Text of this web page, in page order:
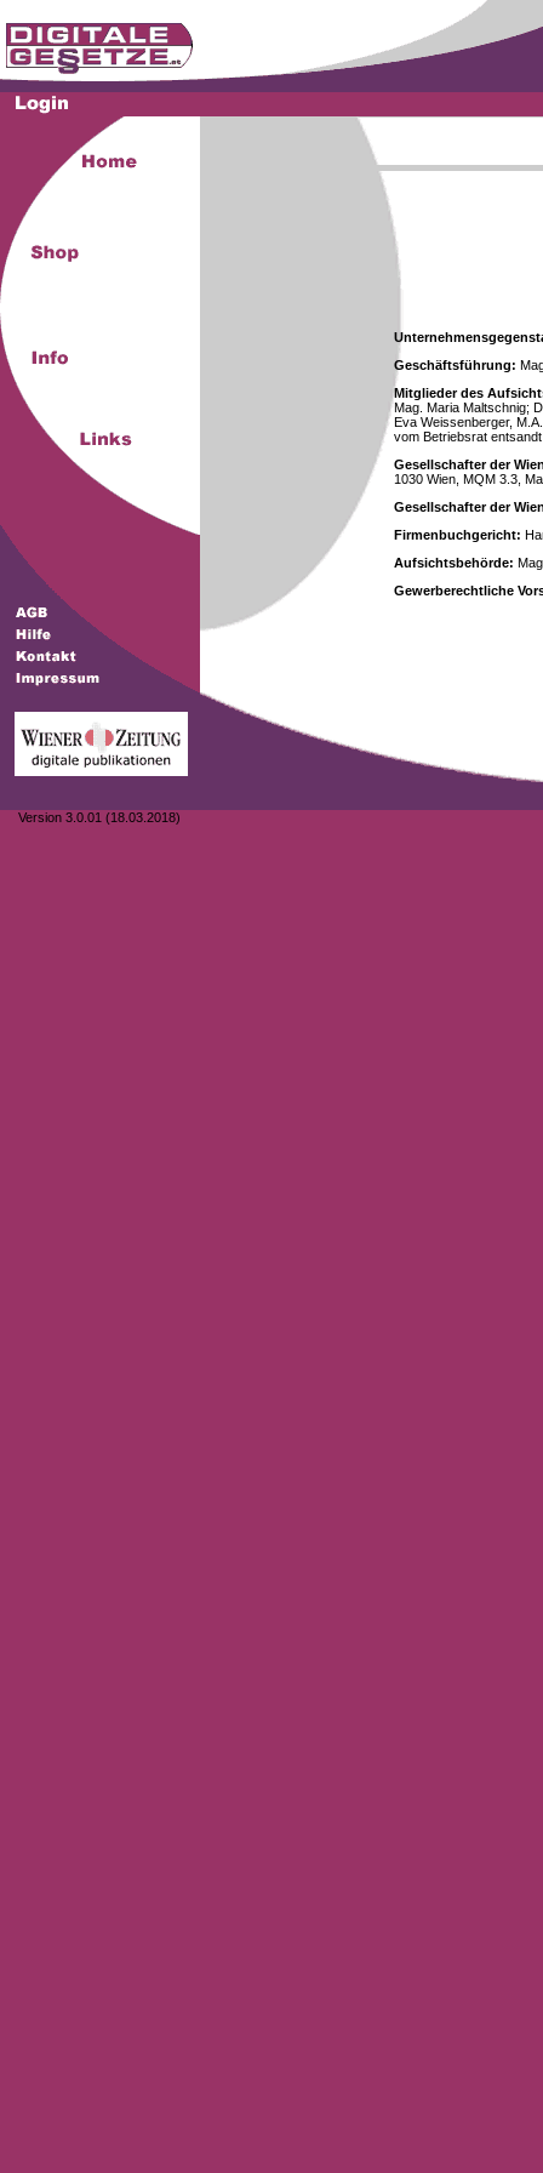
Version 3.0.01 (18.03.2018)
Geschäftsführung:
Mitglieder des
Mag. Maria Maltschnig;
Eva Weissenberger,
vom Betriebsrat
Gesellschafter der
1030 Wien, MQM 3.3,
Gesellschafter der
Firmenbuchgericht:
Aufsichtsbehörde:
Gewerberechtliche